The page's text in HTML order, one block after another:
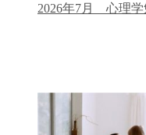
2026年7月 心理学